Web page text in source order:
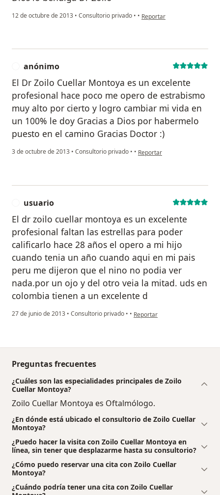
12 de octubre de 2013 • Consultorio privado • • en opinión del usuario
Reportar
anónimo
El Dr Zoilo Cuellar Montoya es un excelente
profesional hace poco me opero de estrabismo
muy alto por cierto y logro cambiar mi vida en
un 100% le doy Gracias a Dios por habermelo
puesto en el camino Gracias Doctor :)
3 de octubre de 2013 • Consultorio privado • • en opinión del usuario
Reportar
usuario
El dr zoilo cuellar montoya es un excelente
profesional faltan las estrellas para poder
calificarlo hace 28 años el opero a mi hijo
cuando tenia un año cuando aqui en mi pais
peru me dijeron que el nino no podia ver
nada.por un ojo y del otro veia la mitad. uds en
colombia tienen a un excelente d
27 de junio de 2013 • Consultorio privado • • en opinión del usuario usuario
Reportar
Preguntas frecuentes
¿Cuáles son las especialidades principales de Zoilo
Cuellar Montoya?
Zoilo Cuellar Montoya es Oftalmólogo.
¿En dónde está ubicado el consultorio de Zoilo Cuellar
Montoya?
¿Puedo hacer la visita con Zoilo Cuellar Montoya en
línea, sin tener que desplazarme hasta su consultorio?
¿Cómo puedo reservar una cita con Zoilo Cuellar
Montoya?
¿Cuándo podría tener una cita con Zoilo Cuellar